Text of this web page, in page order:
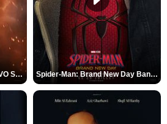
L'Odyssée Bande-annonce VO STFR Spider-Man: Brand New Day Bande-annonce VO STFR